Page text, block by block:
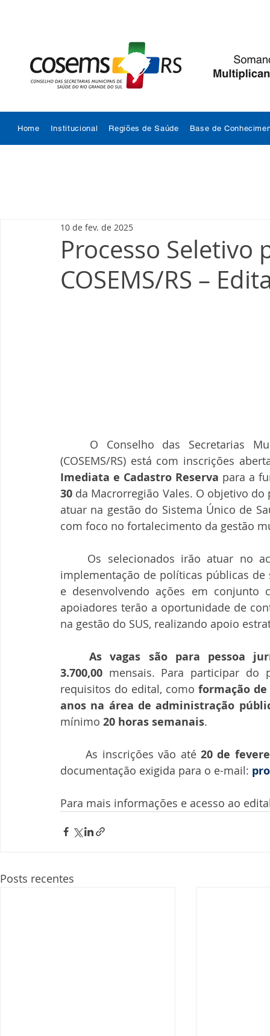
Home Institucional Regiões de Saúde Base de
Processo Seletivo
COSEMS/RS –
10 de fev. de 2025
(COSEMS/RS) está com inscrições
Imediata e Cadastro Reserva para a
30 da Macrorregião Vales. O objetivo
atuar na gestão do Sistema Único de
com foco no fortalecimento da gestão
implementação de políticas públicas
e desenvolvendo ações em conjunto
apoiadores terão a oportunidade de
na gestão do SUS, realizando apoio
As vagas são para pessoa
3.700,00 mensais. Para participar do
requisitos do edital, como formação
anos na área de administração
mínimo 20 horas semanais.
	As inscrições vão até
20 de
documentação exigida para o e-mail:
Para mais informações e acesso ao
Posts recentes